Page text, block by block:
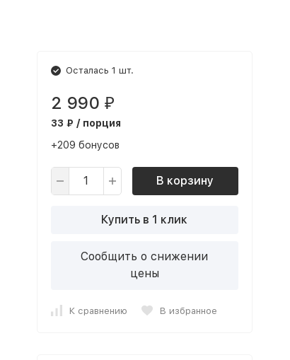
Осталась 1 шт.
2 990 ₽
33 ₽ / порция
+209 бонусов
В корзину
Купить в 1 клик
Сообщить о снижении
цены
К сравнению В избранное